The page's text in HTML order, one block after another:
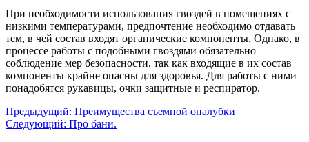
При необходимости использования гвоздей в помещениях с
низкими температурами, предпочтение необходимо отдавать
тем, в чей состав входят органические компоненты. Однако, в
процессе работы с подобными гвоздями обязательно
соблюдение мер безопасности, так как входящие в их состав
компоненты крайне опасны для здоровья. Для работы с ними
понадобятся рукавицы, очки защитные и респиратор.
Предыдущий: Преимущества съемной опалубки
Следующий: Про бани.